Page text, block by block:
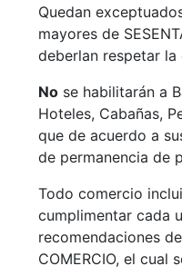
Quedan
mayores de
deberlan respetar
Nose habilitarán a
Hoteles, Cabañas,
que de acuerdo a
de permanencia de
Todo comercio
cumplimentar cada
recomendaciones
COMERCIO, el cual